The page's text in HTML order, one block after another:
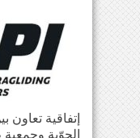
إتفاقية تعاون
الجوّية